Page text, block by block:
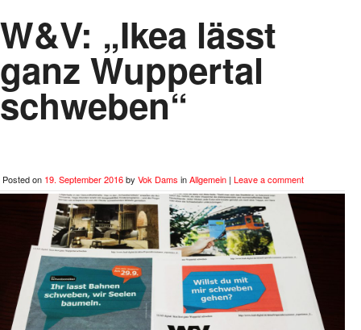
W&V: „Ikea lässt
ganz Wuppertal
schweben“
Posted on 19. September 2016by Vok Dams inAllgemein | Leave a comment